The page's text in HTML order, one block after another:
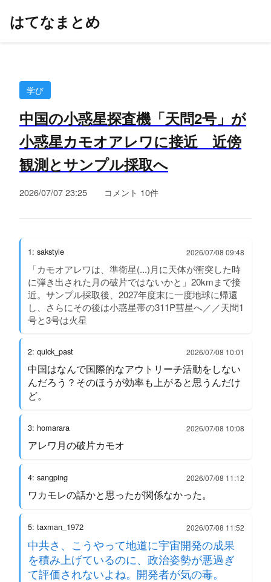
はてなまとめ
学び
中国の小惑星探査機「天問2号」が
小惑星カモオアレワに接近 近傍
観測とサンプル採取へ
2026/07/07 23:25 コメント 10件
1: sakstyle 2026/07/08 09:48
「カモオアレワは、準衛星(...)月に天体が衝突した時
に弾き出された月の破片ではないかと」20kmまで接
近。サンプル採取後、2027年度末に一度地球に帰還
し、さらにその後は小惑星帯の311P彗星へ／／天問1
号と3号は火星
2: quick_past 2026/07/08 10:01
中国はなんで国際的なアウトリーチ活動をしない
んだろう？そのほうが効率も上がると思うんだけ
ど。
3: homarara 2026/07/08 10:08
アレワ月の破片カモオ
4: sangping 2026/07/08 11:12
ワカモレの話かと思ったが関係なかった。
5: taxman_1972 2026/07/08 11:52
中共さ、こうやって地道に宇宙開発の成果
を積み上げているのに、政治姿勢が悪過ぎ
て評価されないよね。開発者が気の毒。